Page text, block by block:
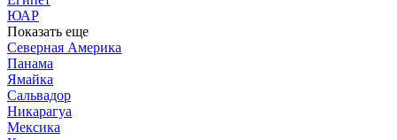
ЮАР
Показать еще
Северная Америка
Панама
Ямайка
Сальвадор
Никарагуа
Мексика